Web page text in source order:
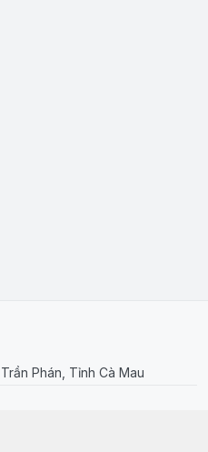
Phán, Tỉnh Cà Mau